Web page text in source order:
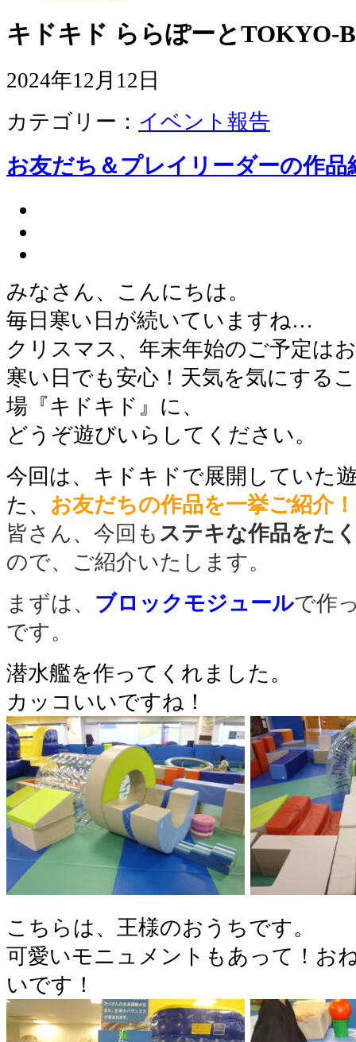
キドキド ららぽーとTOKYO-
2024年12月12日
カテゴリー： イベント報告
お友だち＆プレイリーダーの作品
みなさん、こんにちは。
毎日寒い日が続いていますね…
クリスマス、年末年始のご予定は
寒い日でも安心！天気を気にする
場『キドキド』に、
どうぞ遊びいらしてください。
今回は、キドキドで展開していた
た、 お友だちの作品を一挙ご紹介！
皆さん、今回も ステキな作品をた
ので、 ご紹介いたします。
まずは、 ブロックモジュールで作
です。
潜水艦を作ってくれました。
カッコいいですね！
こちらは、王様のおうちです。
可愛いモニュメントもあって！お
いです！